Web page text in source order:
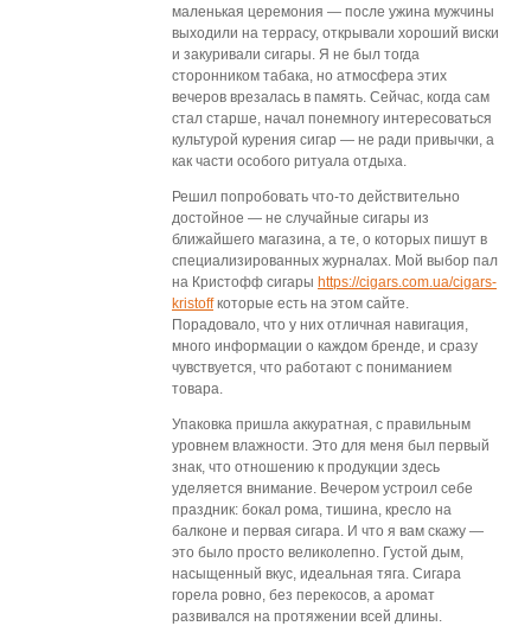
маленькая церемония — после ужина мужчины
выходили на террасу, открывали хороший виски
и закуривали сигары. Я не был тогда
сторонником табака, но атмосфера этих
вечеров врезалась в память. Сейчас, когда сам
стал старше, начал понемногу интересоваться
культурой курения сигар — не ради привычки, а
как части особого ритуала отдыха.
Решил попробовать что-то действительно
достойное — не случайные сигары из
ближайшего магазина, а те, о которых пишут в
специализированных журналах. Мой выбор пал
на Кристофф сигары https://cigars.com.ua/cigars-
kristoffкоторые есть на этом сайте.
Порадовало, что у них отличная навигация,
много информации о каждом бренде, и сразу
чувствуется, что работают с пониманием
товара.
Упаковка пришла аккуратная, с правильным
уровнем влажности. Это для меня был первый
знак, что отношению к продукции здесь
уделяется внимание. Вечером устроил себе
праздник: бокал рома, тишина, кресло на
балконе и первая сигара. И что я вам скажу —
это было просто великолепно. Густой дым,
насыщенный вкус, идеальная тяга. Сигара
горела ровно, без перекосов, а аромат
развивался на протяжении всей длины.